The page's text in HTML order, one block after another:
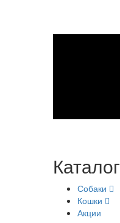
Каталог
Собаки
Кошки
Акции